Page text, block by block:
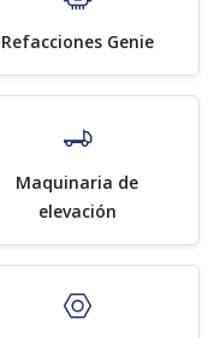
Refacciones Genie
Maquinaria de
elevación